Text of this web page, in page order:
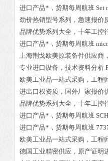
进口产品*，货期每周航班 Set
劲价热销型号系列，急速报价
品牌优势系列大全，十年工控
进口产品*，货期每周航班
上海荆戈欧美原装备件供应商
专业进口设备，技术资料分析
欧美工业品一站式采购，工程
进出口权资质，国外厂家报价
品牌优势系列大全，十年工控
进口产品*，货期每周航班
进口产品*，货期每周航班
欧美工业品一站式采购，工程
德国工业精密供应，原产证明